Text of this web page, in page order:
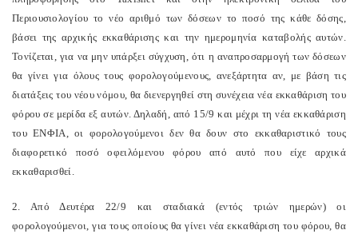
Περιουσιολογίου το νέο αριθμό των δόσεων το ποσό της κάθε δόσης,
βάσει της αρχικής εκκαθάρισης και την ημερομηνία καταβολής αυτών.
Τονίζεται, για να μην υπάρξει σύγχυση, ότι η αναπροσαρμογή των δόσεων
θα γίνει για όλους τους φορολογούμενους, ανεξάρτητα αν, με βάση τις
διατάξεις του νέου νόμου, θα διενεργηθεί στη συνέχεια νέα εκκαθάριση του
φόρου σε μερίδα εξ αυτών. Δηλαδή, από 15/9 και μέχρι τη νέα εκκαθάριση
του ΕΝΦΙΑ, οι φορολογούμενοι δεν θα δουν στο εκκαθαριστικό τους
διαφορετικό ποσό οφειλόμενου φόρου από αυτό που είχε αρχικά
εκκαθαρισθεί.
2. Από Δευτέρα 22/9 και σταδιακά (εντός τριών ημερών) οι
φορολογούμενοι, για τους οποίους θα γίνει νέα εκκαθάριση του φόρου, θα